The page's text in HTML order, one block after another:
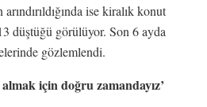
ise kiralık konut
düştüğü görülüyor. Son 6 ayda
gözlemlendi.
için doğru zamandayız’